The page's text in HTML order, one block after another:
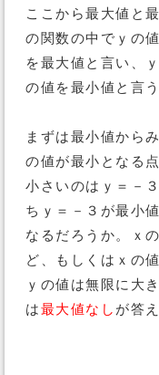
ここから最大値と
の関数の中でｙの
を最大値と言い、
の値を最小値と言う
まずは最小値から
の値が最小となる
小さいのはｙ＝－
ちｙ＝－３が最小
なるだろうか。ｘ
ど、もしくはｘの
ｙの値は無限に大
は最大値なし が答